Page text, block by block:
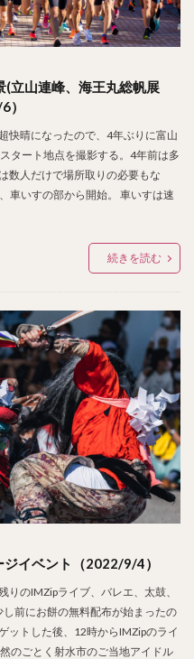
(立山連峰、海王丸総帆展
）
快晴になったので、4年ぶりに富山
タート地点を撮影する。4年前は多
数人だけで場所取りの必要もな
車いすの部から開始。 車いすは速
続きを読む
イベント（2022/9/4）
のIMZipライブ、バレエ、太鼓、
前にお餅の無料配布が始まったの
ットした後、12時からIMZipのライ
のごとく射水市のご当地アイドル